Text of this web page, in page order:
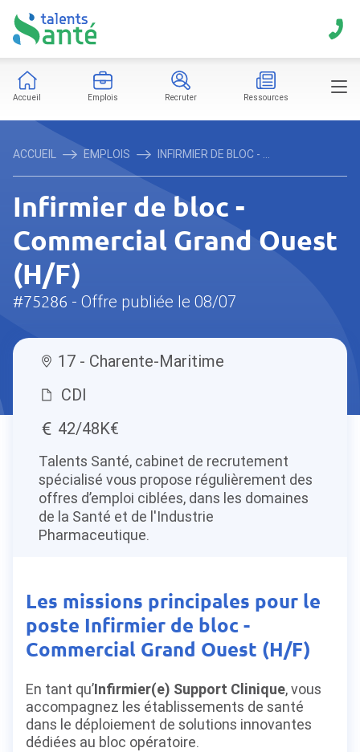
Accueil Emplois Recruter Ressources
ACCUEIL EMPLOIS INFIRMIER DE BLOC - ...
Infirmier de bloc -
Commercial Grand Ouest
(H/F)
#75286 - Offre publiée le 08/07
17 - Charente-Maritime
CDI
42/48K€
Talents Santé, cabinet de recrutement
spécialisé vous propose régulièrement des
offres d’emploi ciblées, dans les domaines
de la Santé et de l'Industrie
Pharmaceutique.
Les missions principales pour le
poste Infirmier de bloc -
Commercial Grand Ouest (H/F)
En tant qu’Infirmier(e) Support Clinique, vous
accompagnez les établissements de santé
dans le déploiement de solutions innovantes
dédiées au bloc opératoire.